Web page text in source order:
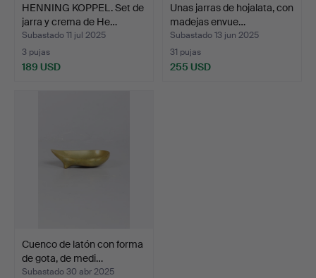
HENNING KOPPEL. Set de
jarra y crema de He…
Subastado 11 jul 2025
3 pujas
189 USD
Unas jarras de hojalata, con
madejas envue…
Subastado 13 jun 2025
31 pujas
255 USD
Cuenco de latón con forma
de gota, de medi…
Subastado 30 abr 2025